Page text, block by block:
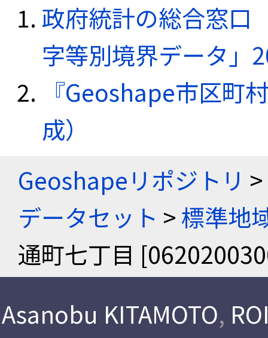
政府統計の総合窓口
字等別境界データ」
『Geoshape市区町
成）
Geoshapeリポジトリ >
データセット >標準地
通町七丁目
Asanobu KITAMOTO,